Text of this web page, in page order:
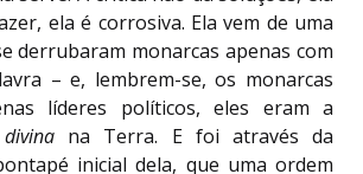
ela é corrosiva. Ela vem de uma
derrubaram monarcas apenas com
– e, lembrem-se, os monarcas
líderes políticos, eles eram a
divina na Terra. E foi através da
inicial dela, que uma ordem